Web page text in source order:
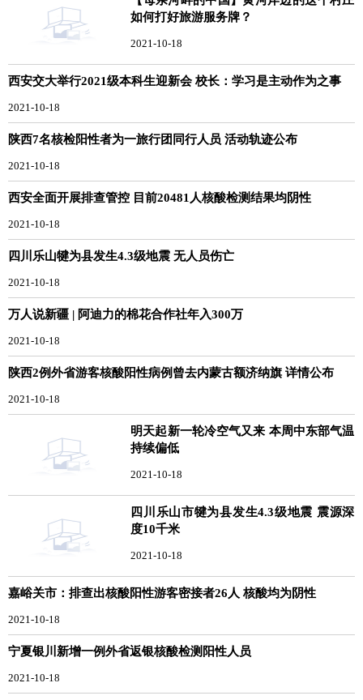
如何打好旅游服务牌？
2021-10-18
西安交大举行2021级本科生迎新会 校长：学习是主动作为之事
2021-10-18
陕西7名核检阳性者为一旅行团同行人员 活动轨迹公布
2021-10-18
西安全面开展排查管控 目前20481人核酸检测结果均阴性
2021-10-18
四川乐山犍为县发生4.3级地震 无人员伤亡
2021-10-18
万人说新疆 | 阿迪力的棉花合作社年入300万
2021-10-18
陕西2例外省游客核酸阳性病例曾去内蒙古额济纳旗 详情公布
2021-10-18
明天起新一轮冷空气又来 本周中东部气温
持续偏低
2021-10-18
四川乐山市犍为县发生4.3级地震 震源深
度10千米
2021-10-18
嘉峪关市：排查出核酸阳性游客密接者26人 核酸均为阴性
2021-10-18
宁夏银川新增一例外省返银核酸检测阳性人员
2021-10-18